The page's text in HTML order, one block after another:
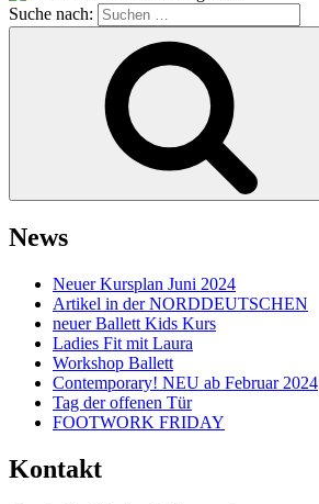
Suche nach:
News
Neuer Kursplan Juni 2024
Artikel in der NORDDEUTSCHEN
neuer Ballett Kids Kurs
Ladies Fit mit Laura
Workshop Ballett
Contemporary! NEU ab Februar 2024
Tag der offenen Tür
FOOTWORK FRIDAY
Kontakt